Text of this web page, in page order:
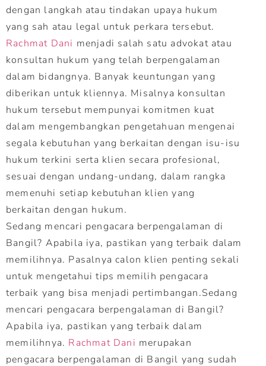
dengan langkah atau tindakan upaya hukum
yang sah atau legal untuk perkara tersebut.
Rachmat Dani menjadi salah satu advokat atau
konsultan hukum yang telah berpengalaman
dalam bidangnya. Banyak keuntungan yang
diberikan untuk kliennya. Misalnya konsultan
hukum tersebut mempunyai komitmen kuat
dalam mengembangkan pengetahuan mengenai
segala kebutuhan yang berkaitan dengan isu-isu
hukum terkini serta klien secara profesional,
sesuai dengan undang-undang, dalam rangka
memenuhi setiap kebutuhan klien yang
berkaitan dengan hukum.
Sedang mencari pengacara berpengalaman di
Bangil? Apabila iya, pastikan yang terbaik dalam
memilihnya. Pasalnya calon klien penting sekali
untuk mengetahui tips memilih pengacara
terbaik yang bisa menjadi pertimbangan.Sedang
mencari pengacara berpengalaman di Bangil?
Apabila iya, pastikan yang terbaik dalam
memilihnya. Rachmat Dani merupakan
pengacara berpengalaman di Bangil yang sudah